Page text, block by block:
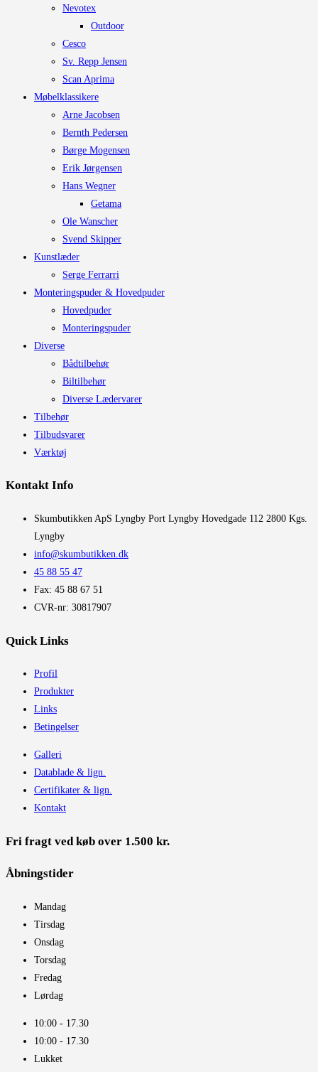
Nevotex
Outdoor
Cesco
Sv. Repp Jensen
Scan Aprima
Møbelklassikere
Arne Jacobsen
Bernth Pedersen
Børge Mogensen
Erik Jørgensen
Hans Wegner
Getama
Ole Wanscher
Svend Skipper
Kunstlæder
Serge Ferrarri
Monteringspuder & Hovedpuder
Hovedpuder
Monteringspuder
Diverse
Bådtilbehør
Biltilbehør
Diverse Lædervarer
Tilbehør
Tilbudsvarer
Værktøj
Kontakt Info
​Skumbutikken ApS Lyngby Port Lyngby Hovedgade 112 2800 Kgs.
Lyngby
info@skumbutikken.dk
45 88 55 47
Fax: 45 88 67 51
CVR-nr: 30817907
Quick Links
Profil
Produkter
Links
Betingelser
Galleri
Datablade & lign.
Certifikater & lign.
Kontakt
Fri fragt ved køb over 1.500 kr.
Åbningstider​
Mandag
Tirsdag
Onsdag
Torsdag
Fredag
Lørdag
10:00 - 17.30​
10:00 - 17.30​
Lukket